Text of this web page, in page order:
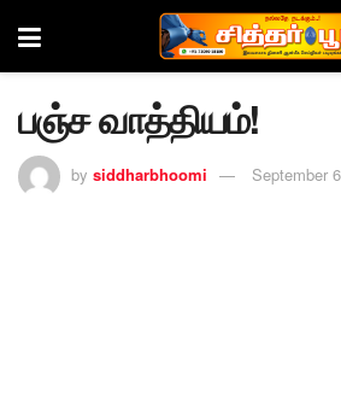
பஞ்ச வாத்தியம்!
by siddharbhoomi September